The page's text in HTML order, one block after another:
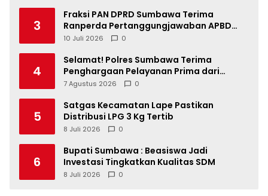
3
Fraksi PAN DPRD Sumbawa Terima
Ranperda Pertanggungjawaban APBD
2025, Soroti SILPA Rp201,68 Miliar dan
10 Juli 2026 0
4
Selamat! Polres Sumbawa Terima
Penghargaan Pelayanan Prima dari
Kapolri
7 Agustus 2026 0
5
Satgas Kecamatan Lape Pastikan
Distribusi LPG 3 Kg Tertib
8 Juli 2026 0
6
Bupati Sumbawa : Beasiswa Jadi
Investasi Tingkatkan Kualitas SDM
8 Juli 2026 0